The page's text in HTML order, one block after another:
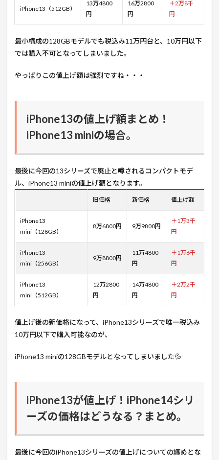
iPhone13（512GB）
13万4800
円
16万2800
円
＋2万8千
円
最小構成の128GBモデルでも税込み11万円台と、10万円以下
では購入不可となってしまいました。
やっぱりこの値上げ額は強烈ですね・・・
iPhone13の値上げ額まとめ！
iPhone13 miniの場合。
最後に今回の13シリーズで廃止と噂されるコンパクトモデ
ル、iPhone13 miniの値上げ額となります。
旧価格 新価格 値上げ額
iPhone13
mini（128GB）
8万6800円 9万9800円
＋1万3千
円
iPhone13
mini（256GB）
9万8800円
11万4800
円
＋1万6千
円
iPhone13
mini（512GB）
12万2800
円
14万4800
円
＋2万2千
円
値上げ後の新価格になって、iPhone13シリーズで唯一税込み
10万円以下で購入可能なのが、
iPhone13 miniの128GBモデルとなってしまいました💦
iPhone13が値上げ！iPhone14シリ
ーズの価格はどうなる？まとめ。
最後に今回のiPhone13シリーズの値上げについての纏めとな